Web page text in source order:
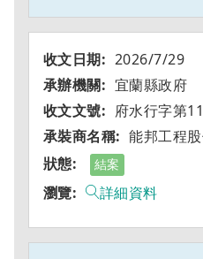
2026/7/29
宜蘭縣政府
府水行字第
能邦工程
結案
詳細資料